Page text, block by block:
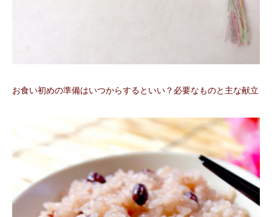
お食い初めの準備はいつからするといい？必要なものと主な献立